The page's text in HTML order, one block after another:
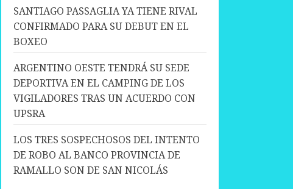
SANTIAGO PASSAGLIA YA TIENE RIVAL
CONFIRMADO PARA SU DEBUT EN EL
BOXEO
ARGENTINO OESTE TENDRÁ SU SEDE
DEPORTIVA EN EL CAMPING DE LOS
VIGILADORES TRAS UN ACUERDO CON
UPSRA
LOS TRES SOSPECHOSOS DEL INTENTO
DE ROBO AL BANCO PROVINCIA DE
RAMALLO SON DE SAN NICOLÁS